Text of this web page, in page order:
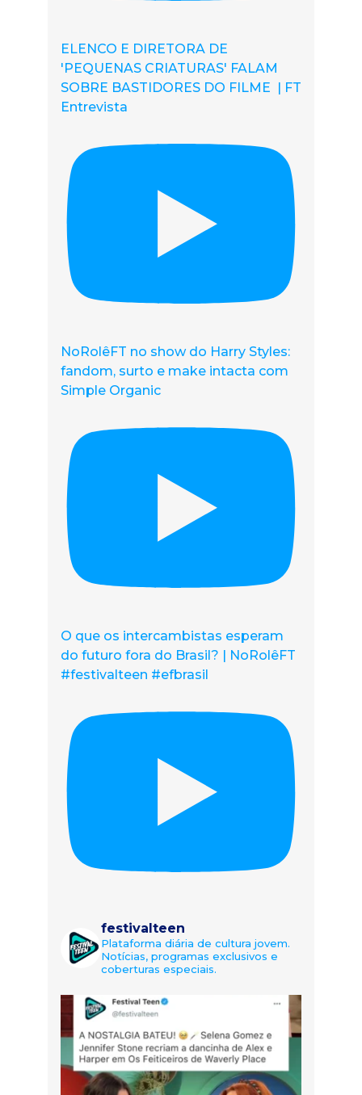
ELENCO E DIRETORA DE
'PEQUENAS CRIATURAS' FALAM
SOBRE BASTIDORES DO FILME | FT
Entrevista
NoRolêFT no show do Harry Styles:
fandom, surto e make intacta com
Simple Organic
O que os intercambistas esperam
do futuro fora do Brasil? | NoRolêFT
#festivalteen #efbrasil
festivalteen
Plataforma diária de cultura jovem.
Notícias, programas exclusivos e
coberturas especiais.